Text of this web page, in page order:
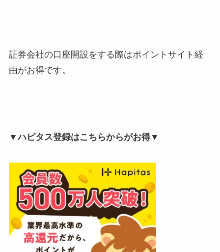
証券会社の口座開設をする際はポイントサイト経
由がお得です。
▼ハピタス登録はこちらからがお得▼